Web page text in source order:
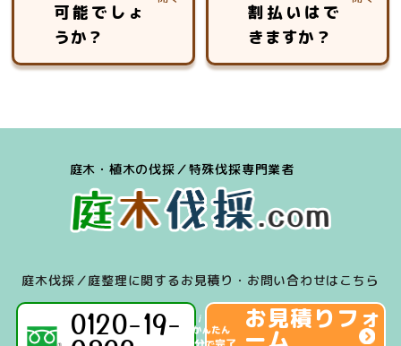
となる木の大きさ
や幹の太さ、生え
し、金額をお出し
させていただきま
す。
可能でしょ
うか？
業のケースは多数
ございます。
割払いはで
きますか？
Amex）」「各種
キャッシュレス決
済（iD、交通系
Linepay）」のご
庭木・植木の伐採／特殊伐採専門業者
庭木伐採／庭整理に関するお見積り・お問い合わせはこちら
0120-19- お見積りフォ
ーム